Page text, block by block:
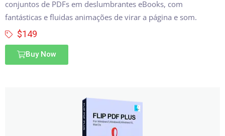
conjuntos de PDFs em deslumbrantes eBooks, com
fantásticas e fluidas animações de virar a página e som.
$149
Buy Now